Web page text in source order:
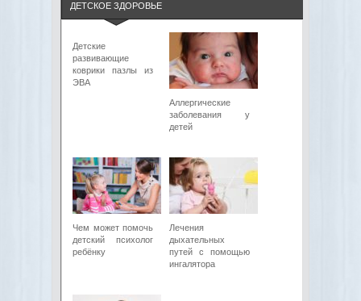
ДЕТСКОЕ ЗДОРОВЬЕ
Детские
развивающие
коврики пазлы из
ЭВА
Аллергические
заболевания у
детей
Чем может помочь
детский психолог
ребёнку
Лечения
дыхательных
путей с помощью
ингалятора